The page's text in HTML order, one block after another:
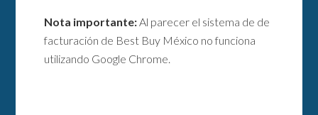
Nota importante: Al parecer el sistema de de
facturación de Best Buy México no funciona
utilizando Google Chrome.